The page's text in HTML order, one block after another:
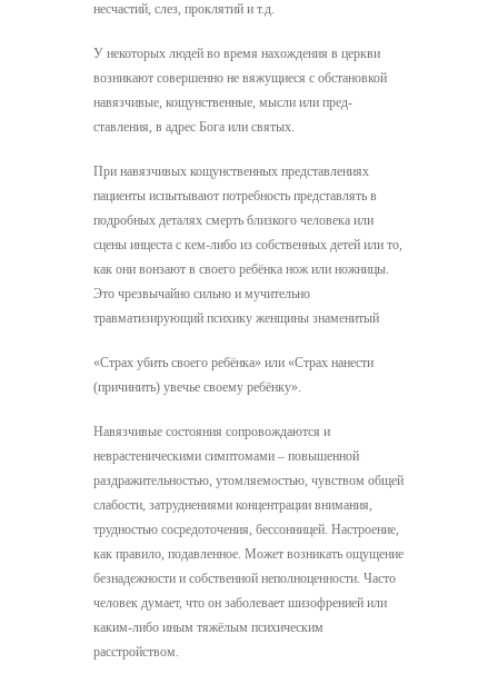
несчастий, слез, проклятий и т.д.
У некоторых людей во время нахождения в церкви
возникают совершенно не вяжущиеся с обстановкой
навязчивые, кощунственные, мысли или пред­
ставления, в адрес Бога или святых.
При навязчивых кощунственных представлениях
пациенты испытывают потребность представлять в
подробных деталях смерть близкого человека или
сцены инцеста с кем-либо из собственных детей или то,
как они вонзают в своего ребёнка нож или ножницы.
Это чрезвычайно сильно и мучительно
травматизирующий психику женщины знаменитый
«Страх убить своего ребёнка» или «Страх нанести
(причинить) увечье своему ребёнку».
Навязчивые состояния сопровождаются и
неврастеническими симптомами – повышенной
раздражительностью, утомляемостью, чувством общей
слабости, затруднениями концентра­ции внимания,
трудностью сосредоточения, бессонницей. Настроение,
как правило, подав­ленное. Может возникать ощущение
безнадежности и собственной неполноценности. Часто
человек думает, что он заболевает шизофренией или
каким-либо иным тяжёлым психичес­ким
расстройством.